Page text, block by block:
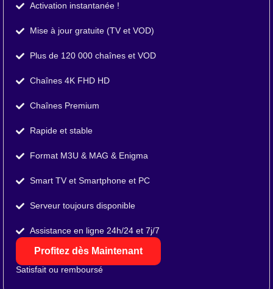
Activation instantanée !
Mise à jour gratuite (TV et VOD)
Plus de 120 000 chaînes et VOD
Chaînes 4K FHD HD
Chaînes Premium
Rapide et stable
Format M3U & MAG & Enigma
Smart TV et Smartphone et PC
Serveur toujours disponible
Assistance en ligne 24h/24 et 7j/7
Profitez dès Maintenant
Satisfait ou remboursé